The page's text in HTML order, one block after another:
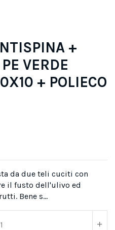
+
VERDE
+ POLIECO
da due teli cuciti con
il fusto dell'ulivo ed
Bene s...